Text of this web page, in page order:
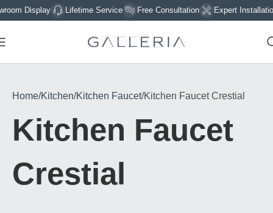
Display Lifetime Service Free Consultation Expert Installation
Home Kitchen Kitchen Faucet Kitchen Faucet Crestial
Kitchen Faucet
Crestial